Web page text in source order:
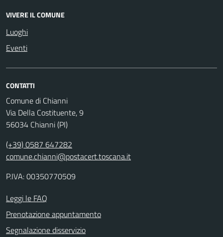
VIVERE IL COMUNE
Luoghi
Eventi
CONTATTI
Comune di Chianni
Via Della Costituente, 9
56034 Chianni (PI)
(+39) 0587 647282
comune.chianni@postacert.toscana.it
P.IVA: 00350770509
Leggi le FAQ
Prenotazione appuntamento
Segnalazione disservizio